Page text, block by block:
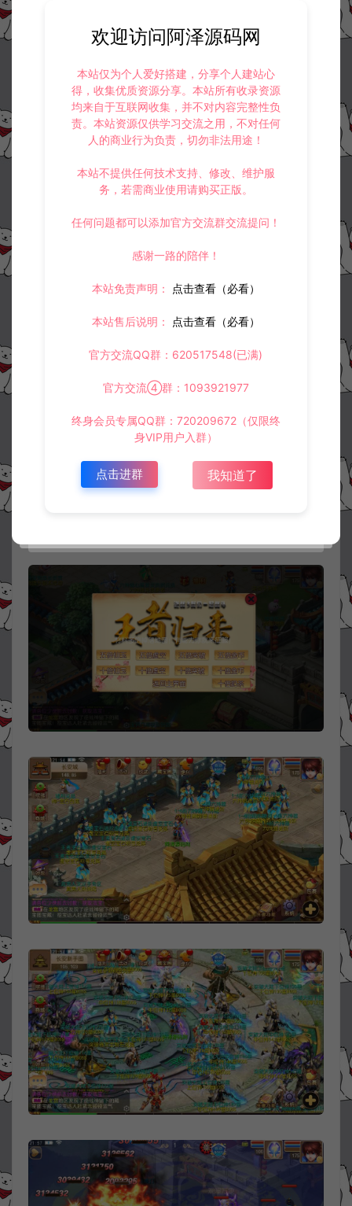
欢迎访问阿泽源码网
本站仅为个人爱好搭建，分享个人建站心
得，收集优质资源分享。本站所有收录资源
均来自于互联网收集，并不对内容完整性负
责。本站资源仅供学习交流之用，不对任何
人的商业行为负责，切勿非法用途！
本站不提供任何技术支持、修改、维护服
务，若需商业使用请购买正版。
任何问题都可以添加官方交流群交流提问！
感谢一路的陪伴！
本站免责声明： 点击查看（必看）
本站售后说明： 点击查看（必看）
官方交流QQ群：620517548(已满)
官方交流④群：1093921977
终身会员专属QQ群：720209672（仅限终
身VIP用户入群）
点击进群 我知道了